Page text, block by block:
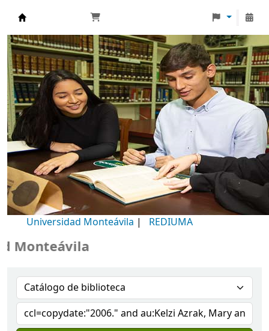
Biblioteca Universidad Monteávila
Universidad Monteávila | REDIUMA